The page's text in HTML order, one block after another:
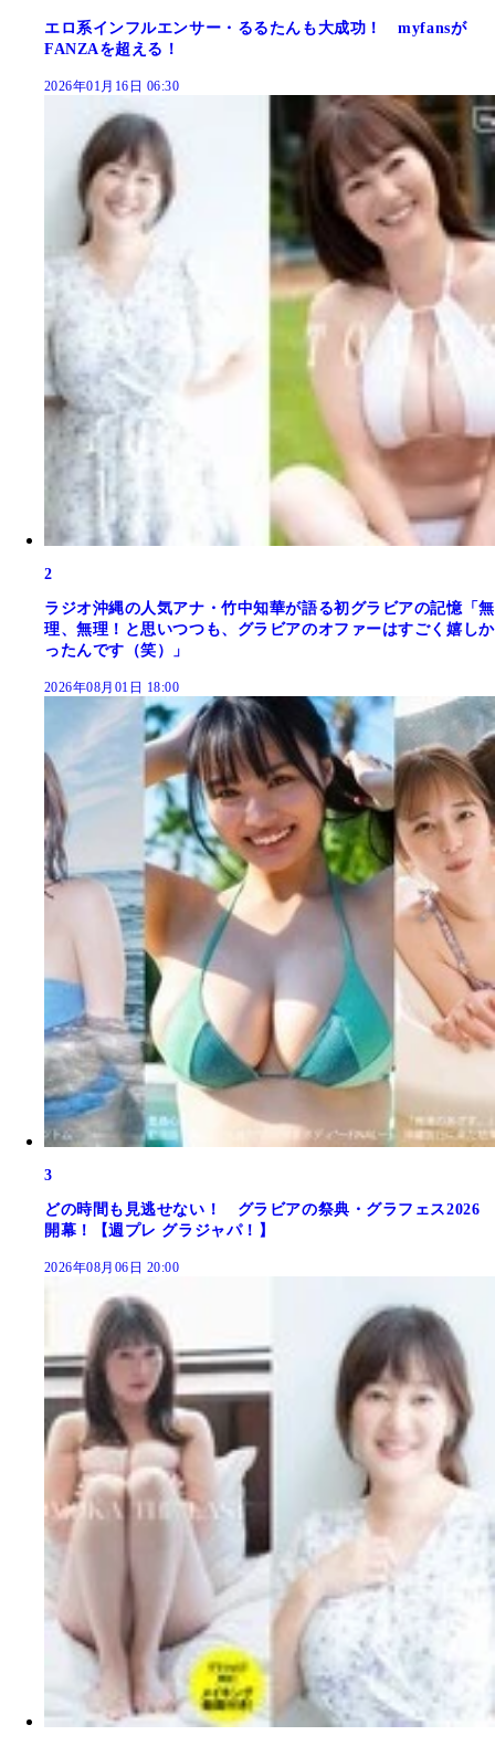
エロ系インフルエンサー・るるたんも大成功！ myfansが
FANZAを超える！
2026年01月16日 06:30
2
ラジオ沖縄の人気アナ・竹中知華が語る初グラビアの記憶「無
理、無理！と思いつつも、グラビアのオファーはすごく嬉しか
ったんです（笑）」
2026年08月01日 18:00
3
どの時間も見逃せない！ グラビアの祭典・グラフェス2026
開幕！【週プレ グラジャパ！】
2026年08月06日 20:00